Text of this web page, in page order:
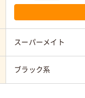
スーパーメイト
ブラック系